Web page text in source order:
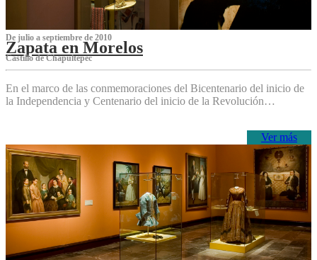
De julio a septiembre de 2010
Zapata en Morelos
Castillo de Chapultepec
En el marco de las conmemoraciones del Bicentenario del inicio de
la Independencia y Centenario del inicio de la Revolución…
Ver más